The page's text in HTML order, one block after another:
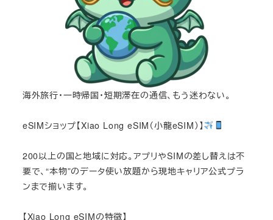
海外旅行・一時帰国・短期滞在の通信、もう迷わない。
eSIMショップ【Xiao Long eSIM（小龍eSIM）】
200以上の国と地域に対応。アプリやSIMの差し替えは不
要で、“本物”のデータ使い放題から現地キャリア公式プラ
ンまで揃います。
【Xiao Long eSIMの特徴】